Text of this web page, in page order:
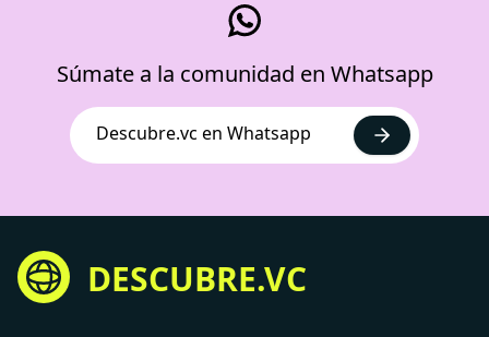
Súmate a la comunidad en Whatsapp
Descubre.vc en Whatsapp
DESCUBRE.VC